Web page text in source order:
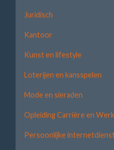
Juridisch
Kantoor
Kunst en lifestyle
Loterijen en kansspelen
Mode en sieraden
Opleiding Carrière en Werk
Persoonlijke